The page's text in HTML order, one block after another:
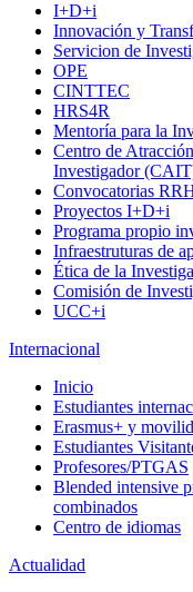
I+D+i
Innovación y
Servicion de
OPE
CINTTEC
HRS4R
Mentoría para la
Centro de
Investigador
Convocatorias
Proyectos I+D+i
Programa propio
Infraestruturas de
Ética de la
Comisión de
UCC+i
Internacional
Inicio
Estudiantes
Erasmus+ y
Estudiantes
Profesores/PTGAS
Blended intensive
combinados
Centro de idiomas
Actualidad